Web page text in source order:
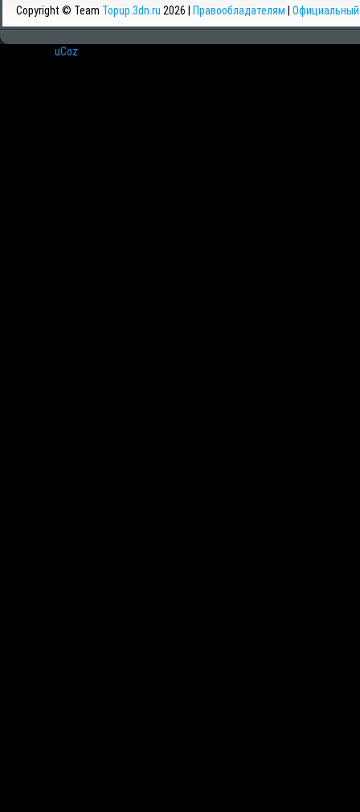
Copyright © Team Topup.3dn.ru 2026 | Правообладателям Официальный
uCoz